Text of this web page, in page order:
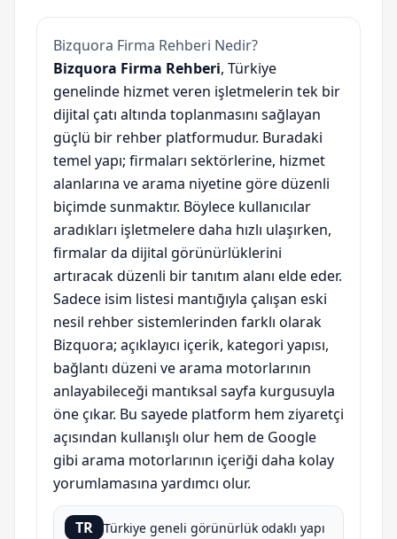
Bizquora Firma Rehberi Nedir?
Bizquora Firma Rehberi, Türkiye
genelinde hizmet veren işletmelerin tek bir
dijital çatı altında toplanmasını sağlayan
güçlü bir rehber platformudur. Buradaki
temel yapı; firmaları sektörlerine, hizmet
alanlarına ve arama niyetine göre düzenli
biçimde sunmaktır. Böylece kullanıcılar
aradıkları işletmelere daha hızlı ulaşırken,
firmalar da dijital görünürlüklerini
artıracak düzenli bir tanıtım alanı elde eder.
Sadece isim listesi mantığıyla çalışan eski
nesil rehber sistemlerinden farklı olarak
Bizquora; açıklayıcı içerik, kategori yapısı,
bağlantı düzeni ve arama motorlarının
anlayabileceği mantıksal sayfa kurgusuyla
öne çıkar. Bu sayede platform hem ziyaretçi
açısından kullanışlı olur hem de Google
gibi arama motorlarının içeriği daha kolay
yorumlamasına yardımcı olur.
TR Türkiye geneli görünürlük odaklı yapı